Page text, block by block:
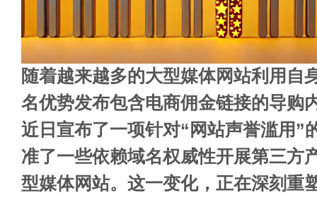
随着越来越多的大型媒体网站利用自
名优势发布包含电商佣金链接的导购
近日宣布了一项针对“网站声誉滥用”
准了一些依赖域名权威性开展第三方
型媒体网站。这一变化，正在深刻重